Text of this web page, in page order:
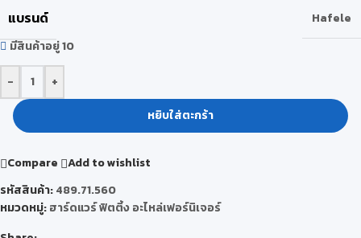
แบรนด์
Hafele
มีสินค้าอยู่ 10
-
+
หยิบใส่ตะกร้า
Compare
Add to wishlist
รหัสสินค้า:489.71.560
หมวดหมู่:ฮาร์ดแวร์ ฟิตติ้ง อะไหล่เฟอร์นิเจอร์